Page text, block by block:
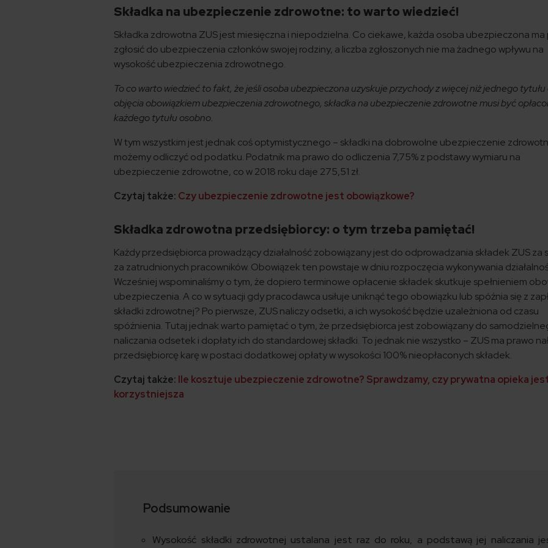
Składka na ubezpieczenie zdrowotne: to warto wiedzieć!
Składka zdrowotna ZUS jest miesięczna i niepodzielna. Co ciekawe, każda osoba ubezpieczona ma
zgłosić do ubezpieczenia członków swojej rodziny, a liczba zgłoszonych nie ma żadnego wpływu na
wysokość ubezpieczenia zdrowotnego.
To co warto wiedzieć to fakt, że jeśli osoba ubezpieczona uzyskuje przychody z więcej niż jednego tytułu
objęcia obowiązkiem ubezpieczenia zdrowotnego, składka na ubezpieczenie zdrowotne musi być
każdego tytułu osobno.
W tym wszystkim jest jednak coś optymistycznego – składki na dobrowolne ubezpieczenie
możemy odliczyć od podatku. Podatnik ma prawo do odliczenia 7,75% z podstawy wymiaru na
ubezpieczenie zdrowotne, co w 2018 roku daje 275,51 zł.
Czytaj także: Czy ubezpieczenie zdrowotne jest obowiązkowe?
Składka zdrowotna przedsiębiorcy: o tym trzeba pamiętać!
Każdy przedsiębiorca prowadzący działalność zobowiązany jest do odprowadzania składek ZUS za
za zatrudnionych pracowników. Obowiązek ten powstaje w dniu rozpoczęcia wykonywania
Wcześniej wspominaliśmy o tym, że dopiero terminowe opłacenie składek skutkuje spełnieniem
ubezpieczenia. A co w sytuacji gdy pracodawca usiłuje uniknąć tego obowiązku lub spóźnia się z
składki zdrowotnej? Po pierwsze, ZUS naliczy odsetki, a ich wysokość będzie uzależniona od czasu
spóźnienia. Tutaj jednak warto pamiętać o tym, że przedsiębiorca jest zobowiązany do
naliczania odsetek i dopłaty ich do standardowej składki. To jednak nie wszystko – ZUS ma prawo
przedsiębiorcę karę w postaci dodatkowej opłaty w wysokości 100% nieopłaconych składek.
Czytaj także: Ile kosztuje ubezpieczenie zdrowotne? Sprawdzamy, czy prywatna opieka
korzystniejsza
Podsumowanie
Wysokość składki zdrowotnej ustalana jest raz do roku, a podstawą jej naliczania